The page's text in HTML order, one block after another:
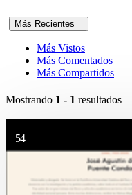
Más Recientes
Más Vistos
Más Comentados
Más Compartidos
Mostrando 1 - 1 resultados
54